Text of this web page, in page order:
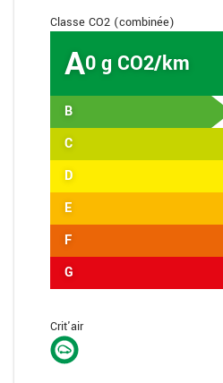
Classe CO2 (combinée)
A0 g CO2/km
B
C
D
E
F
G
Crit'air